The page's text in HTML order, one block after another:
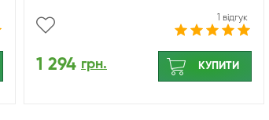
1 відгук
1 294 грн. КУПИТИ